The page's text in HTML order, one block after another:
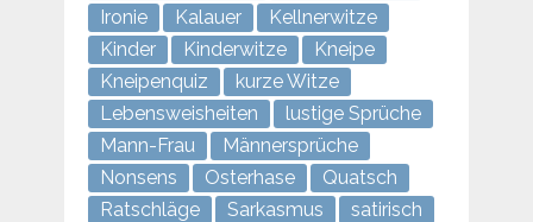
Ironie
Kalauer
Kellnerwitze
Kinder
Kinderwitze
Kneipe
Kneipenquiz
kurze Witze
Lebensweisheiten
lustige Sprüche
Mann-Frau
Männersprüche
Nonsens
Osterhase
Quatsch
Ratschläge
Sarkasmus
satirisch